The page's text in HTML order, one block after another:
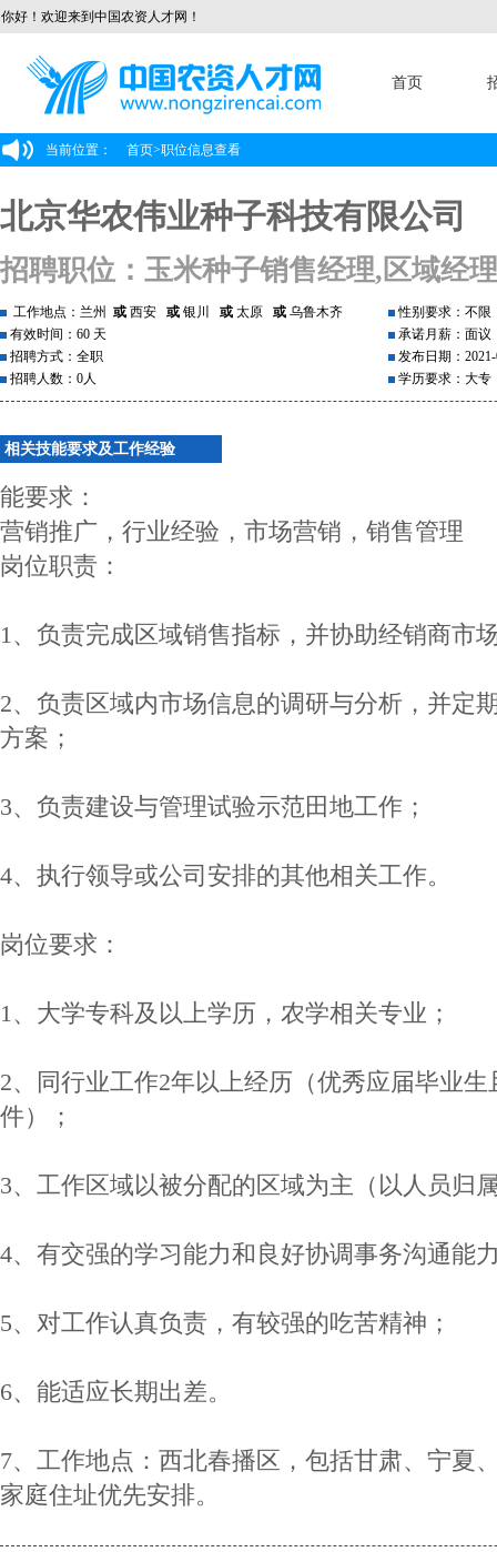
你好！欢迎来到中国农资人才网！
首页
当前位置： 首页>职位信息查看
北京华农伟业种子科技有限公司
招聘职位：玉米种子销售经理,区域经理
工作地点：兰州 或 西安 或 银川 或 太原 或 乌鲁木齐
有效时间：60 天
招聘方式：全职
招聘人数：0人
性别要求：不限
承诺月薪：面议
发布日期：
学历要求：大专
相关技能要求及工作经验
能要求：
营销推广，行业经验，市场营销，销售管理
岗位职责：
1、负责完成区域销售指标，并协助经销商市
2、负责区域内市场信息的调研与分析，并定
方案；
3、负责建设与管理试验示范田地工作；
4、执行领导或公司安排的其他相关工作。
岗位要求：
1、大学专科及以上学历，农学相关专业；
2、同行业工作2年以上经历（优秀应届毕业
件）；
3、工作区域以被分配的区域为主（以人员归
4、有交强的学习能力和良好协调事务沟通能
5、对工作认真负责，有较强的吃苦精神；
6、能适应长期出差。
7、工作地点：西北春播区，包括甘肃、宁夏
家庭住址优先安排。